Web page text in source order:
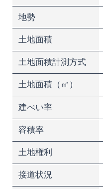
地勢
土地面積
土地面積計測方式
土地面積（㎡）
建ぺい率
容積率
土地権利
接道状況